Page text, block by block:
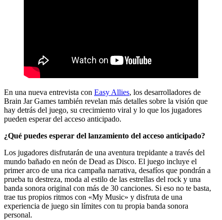
En una nueva entrevista con Easy Allies, los desarrolladores de
Brain Jar Games también revelan más detalles sobre la visión que
hay detrás del juego, su crecimiento viral y lo que los jugadores
pueden esperar del acceso anticipado.
¿Qué puedes esperar del lanzamiento del acceso anticipado?
Los jugadores disfrutarán de una aventura trepidante a través del
mundo bañado en neón de Dead as Disco. El juego incluye el
primer arco de una rica campaña narrativa, desafíos que pondrán a
prueba tu destreza, moda al estilo de las estrellas del rock y una
banda sonora original con más de 30 canciones. Si eso no te basta,
trae tus propios ritmos con «My Music» y disfruta de una
experiencia de juego sin límites con tu propia banda sonora
personal.